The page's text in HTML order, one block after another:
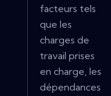
facteurs tels
que les
charges de
travail prises
en charge, les
dépendances